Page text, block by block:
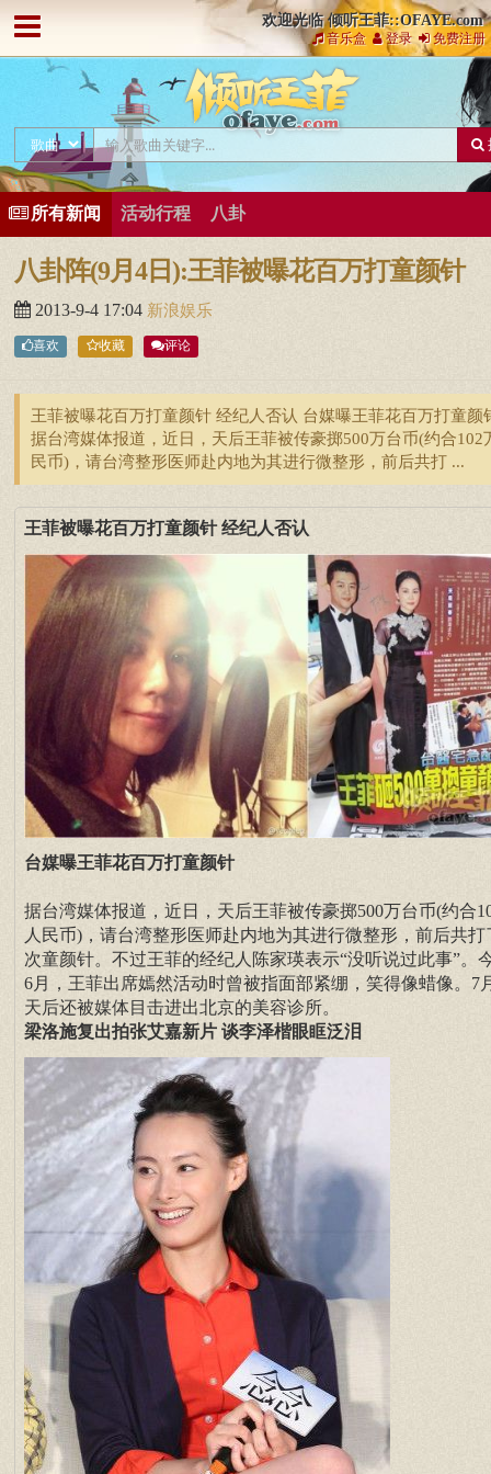
欢迎光临 倾听王菲::OFAYE.com
音乐盒 登录 免费注册
所有新闻 活动行程 八卦
八卦阵(9月4日):王菲被曝花百万打童颜针
2013-9-4 17:04 新浪娱乐
喜欢 收藏 评论
王菲被曝花百万打童颜针 经纪人否认 台媒曝王菲花百万打童颜
据台湾媒体报道，近日，天后王菲被传豪掷500万台币(约合102
民币)，请台湾整形医师赴内地为其进行微整形，前后共打 ...
王菲被曝花百万打童颜针 经纪人否认
台媒曝王菲花百万打童颜针
据台湾媒体报道，近日，天后王菲被传豪掷500万台币(约合
人民币)，请台湾整形医师赴内地为其进行微整形，前后共打
次童颜针。不过王菲的经纪人陈家瑛表示“没听说过此事”。
6月，王菲出席嫣然活动时曾被指面部紧绷，笑得像蜡像。7
天后还被媒体目击进出北京的美容诊所。
梁洛施复出拍张艾嘉新片 谈李泽楷眼眶泛泪